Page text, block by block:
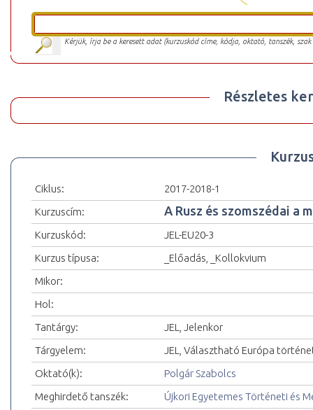
Kérjük, írja be a keresett adat (kurzuskód címe, kódja, oktató, tanszék,
Részletes
Ciklus:
2017-2018-1
Kurzuscím:
A Rusz és szomszédai a
Kurzuskód:
JEL-EU20-3
Kurzus típusa:
_Előadás, _Kollokvium
Mikor:
Hol:
Tantárgy:
JEL, Jelenkor
Tárgyelem:
JEL, Választható Európa
Oktató(k):
Polgár Szabolcs
Meghirdető tanszék:
Újkori Egyetemes Történeti és